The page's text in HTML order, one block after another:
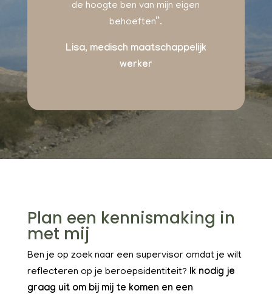
de hoogte ben van mijn eigen
behoeften”.
Lisa, medisch maatschappelijk
werker
Plan een kennismaking in
met mij
Ben je op zoek naar een supervisor omdat je wilt
reflecteren op je beroepsidentiteit? Ik nodig je
graag uit om bij mij te komen en een